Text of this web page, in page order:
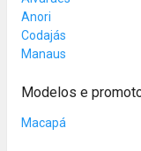
Anori
Codajás
Manaus
Modelos e
Macapá